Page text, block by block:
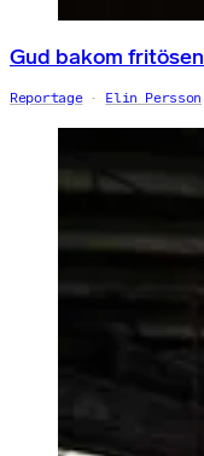
Gud bakom fritösen
Reportage Elin Persson